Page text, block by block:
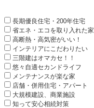
長期優良住宅・200年住宅
省エネ・エコを取り入れた家
高断熱・高気密がいい！
インテリアにこだわりたい
三階建はオマカセ！！
悠々自適セカンドライフ
メンテナンスが楽な家
店舗・併用住宅・アパート
大規模建設、商業施設
知って安心相続対策